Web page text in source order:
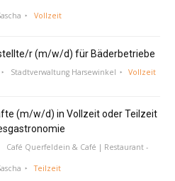
Vollzeit
r (m/w/d) für Bäderbetriebe
Stadtverwaltung Harsewinkel Vollzeit
(m/w/d) in Vollzeit oder Teilzeit
Café Querfeldein & Café | Restaurant -
Teilzeit